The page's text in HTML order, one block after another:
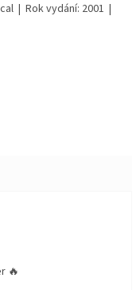
| Rok vydání: 2001 |
🔥